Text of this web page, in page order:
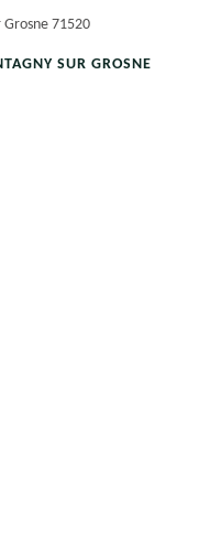
71520
SUR GROSNE